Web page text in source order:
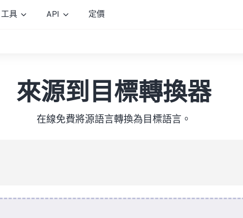
工具 API 定價
來源到目標轉換器
在線免費將源語言轉換為目標語言。